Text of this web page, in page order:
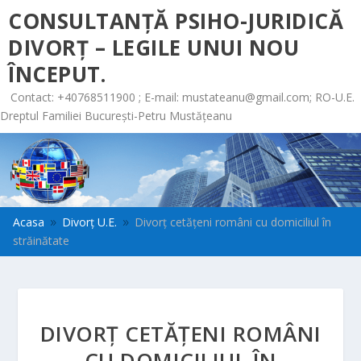
CONSULTANȚĂ PSIHO-JURIDICĂ
DIVORȚ – LEGILE UNUI NOU
ÎNCEPUT.
Contact: +40768511900 ; E-mail: mustateanu@gmail.com; RO-U.E.
Dreptul Familiei București-Petru Mustățeanu
Acasa 9 Divorț U.E. 9 Divorț cetățeni români cu domiciliul în
străinătate
DIVORȚ CETĂȚENI ROMÂNI